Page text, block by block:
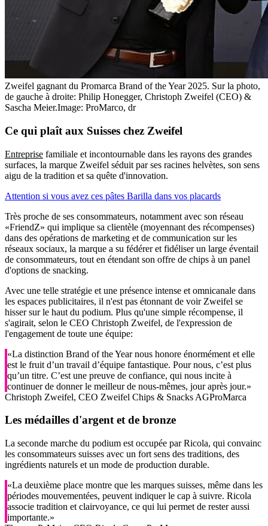
Zweifel gagnant du Promarca Brand of the Year 2025. Sur la photo,
de gauche à droite: Philip Honegger, Christoph Zweifel (CEO) &
Sascha Meier.Image: ProMarco, dr
Ce qui plaît aux Suisses chez Zweifel
Entreprise familiale et incontournable dans les rayons des grandes
surfaces, la marque Zweifel séduit par ses racines helvètes, son sens
aigu de la tradition et sa quête d'innovation.
Attention si vous avez ces pâtes Barilla dans vos placards
Très proche de ses consommateurs, notamment avec son réseau
«FriendZ» qui implique sa clientèle (moyennant des récompenses)
dans des opérations de marketing et de communication sur les
réseaux sociaux, la marque a su fédérer et fidéliser un large éventail
de consommateurs, tout en étendant son offre de chips à un panel
d'options de snacking.
Avec une telle stratégie et une présence intense et omnicanale dans
les espaces publicitaires, il n'est pas étonnant de voir Zweifel se
hisser sur le haut du podium. Plus qu'une simple récompense, il
s'agirait, selon le CEO Christoph Zweifel, de l'expression de
l'engagement de toute une équipe:
«La distinction Brand of the Year nous honore énormément et elle
est le fruit d’un travail d’équipe fantastique. Pour nous, c’est plus
qu’un titre. C’est une preuve de confiance, qui nous incite à
continuer de donner le meilleur de nous-mêmes, jour après jour.»
Christoph Zweifel, CEO Zweifel Chips & Snacks AGProMarca
Les médailles d'argent et de bronze
La seconde marche du podium est occupée par Ricola, qui convainc
les consommateurs suisses avec un fort sens des traditions, des
ingrédients naturels et un mode de production durable.
«La deuxième place montre que les marques suisses, même dans les
périodes mouvementées, peuvent indiquer le cap à suivre. Ricola
associe tradition et clairvoyance, ce qui lui permet de rester aussi
importante.»